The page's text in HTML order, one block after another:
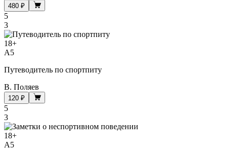
480 ₽
5
3
18+
A5
Путеводитель по спортпиту
В. Поляев
120 ₽
5
3
18+
A5